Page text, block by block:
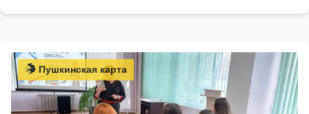
Пушкинская карта